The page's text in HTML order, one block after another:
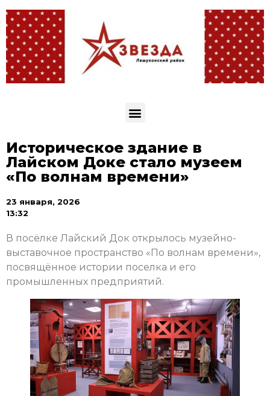
Историческое здание в
Лайском Доке стало музеем
«По волнам времени»
23 января, 2026
13:32
В посёлке Лайский Док открылось музейно-
выставочное пространство «По волнам времени»,
посвящённое истории поселка и его
промышленных предприятий.